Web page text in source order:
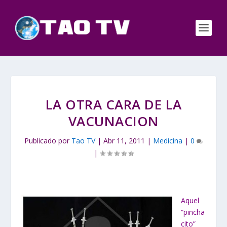
LA OTRA CARA DE LA
VACUNACION
Publicado por Tao TV| Abr 11, 2011 | Medicina | 0
|
Aquel
“pincha
cito”